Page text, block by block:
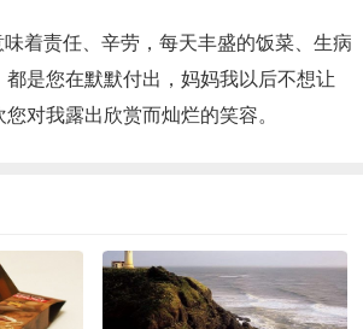
味着责任、辛劳，每天丰盛的饭菜、生病
都是您在默默付出，妈妈我以后不想让
对我露出欣赏而灿烂的笑容。